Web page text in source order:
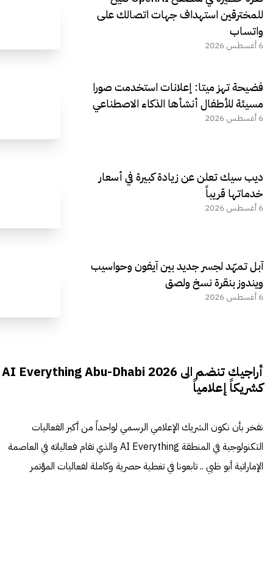
للمخترقين استهداف جهات اتصالك على
واتساب
6 أغسطس 2026
فضيحة تهز ميتا: إعلانات استخدمت صورا
مسيئة للأطفال أنشأها الذكاء الاصطناعي
6 أغسطس 2026
ديب سيك تعلن عن زيادة كبيرة في أسعار
خدماتها قريباً
6 أغسطس 2026
آبل تمهّد لجسر جديد بين آيفون وحواسيب
ويندوز بنقرة نسخ ولصق
6 أغسطس 2026
أراجيك تنضم الى AI Everything Abu-Dhabi 2026
كشريكاً إعلامياً
نفخر بأن نكون الشريك الإعلامي الرسمي لواحداً من أكبر الفعاليات
التكنولوجية في المنطقة AI Everything والذي تقام فعالياته في العاصمة
الإماراتية أبو ظبي .. تابعونا في تغطية حصرية وكاملة لفعاليات المؤتمر